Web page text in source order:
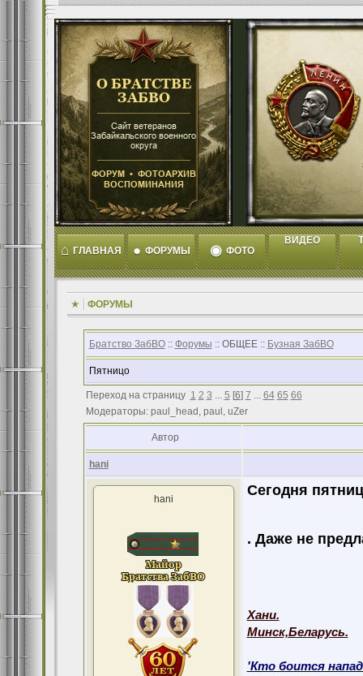
⌂ ГЛАВНАЯ ● ФОРУМЫ ◉ ФОТО
ВИДЕО
ФОРУМЫ
Братство ЗабВО:: Форумы :: ОБЩЕЕ :: Бузная ЗабВО
Пятницо
Переход на страницу 1 2 3 ... 5 [6] 7 ... 64 65 66
Модераторы: paul_head, paul, uZer
Автор
hani
hani
Сегодня
. Даже не
Хани.
Минск,Беларусь.
'Кто боится